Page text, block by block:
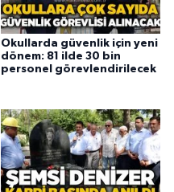
Okullarda güvenlik için yeni
dönem: 81 ilde 30 bin
personel görevlendirilecek